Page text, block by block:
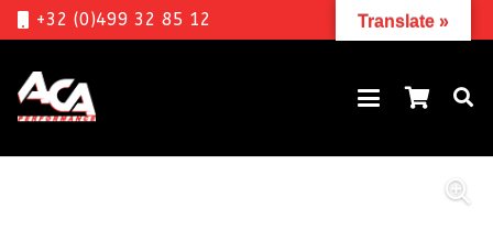
+32 (0)499 32 85 12 Translate »